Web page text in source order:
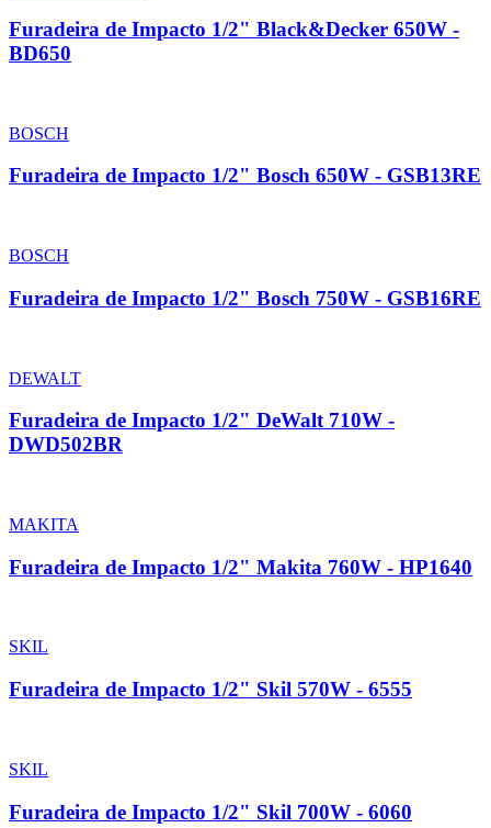
Furadeira de Impacto 1/2" Black&Decker 650W -
BD650
BOSCH
Furadeira de Impacto 1/2" Bosch 650W - GSB13RE
BOSCH
Furadeira de Impacto 1/2" Bosch 750W - GSB16RE
DEWALT
Furadeira de Impacto 1/2" DeWalt 710W -
DWD502BR
MAKITA
Furadeira de Impacto 1/2" Makita 760W - HP1640
SKIL
Furadeira de Impacto 1/2" Skil 570W - 6555
SKIL
Furadeira de Impacto 1/2" Skil 700W - 6060